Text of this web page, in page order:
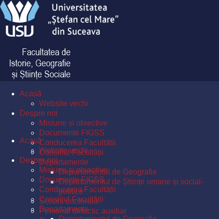
Acasă
Website vechi
Despre noi
Misiune și obiective
Documente FIGSS
Conducerea Facultății
Consiliul Facultății
Departamente
Departamentul de Geografie
Departamentul de Științe umane și social-
politice
Școala doctorală
Personal didactic auxiliar
Acasă
Website vechi
Despre noi
Misiune și obiective
Documente FIGSS
Conducerea Facultății
Consiliul Facultății
Departamente